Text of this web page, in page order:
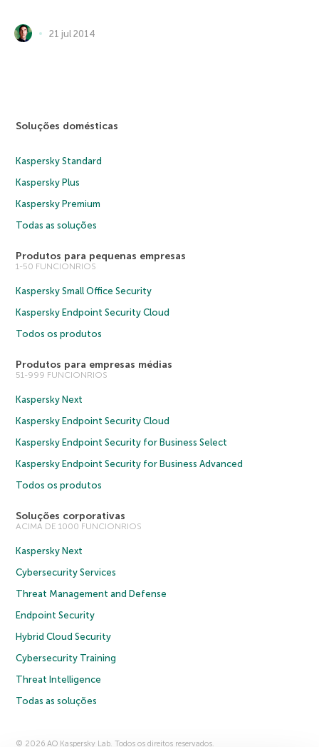
21 jul 2014
Soluções domésticas
Kaspersky Standard
Kaspersky Plus
Kaspersky Premium
Todas as soluções
Produtos para pequenas empresas
1-50 FUNCIONRIOS
Kaspersky Small Office Security
Kaspersky Endpoint Security Cloud
Todos os produtos
Produtos para empresas médias
51-999 FUNCIONRIOS
Kaspersky Next
Kaspersky Endpoint Security Cloud
Kaspersky Endpoint Security for Business Select
Kaspersky Endpoint Security for Business Advanced
Todos os produtos
Soluções corporativas
ACIMA DE 1000 FUNCIONRIOS
Kaspersky Next
Cybersecurity Services
Threat Management and Defense
Endpoint Security
Hybrid Cloud Security
Cybersecurity Training
Threat Intelligence
Todas as soluções
© 2026 AO Kaspersky Lab. Todos os direitos reservados.